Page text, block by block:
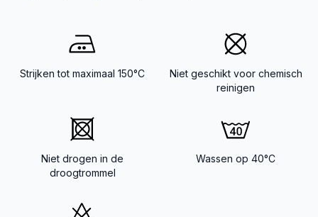
Strijken tot maximaal 150°C
Niet geschikt voor chemisch
reinigen
Niet drogen in de
droogtrommel
Wassen op 40°C